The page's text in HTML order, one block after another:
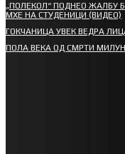
„ПОЛЕКОЛ“ ПОДНЕО ЖАЛБУ
МХЕ НА СТУДЕНИЦИ (ВИДЕО)
ГОКЧАНИЦА УВЕК ВЕДРА
ПОЛА ВЕКА ОД СМРТИ